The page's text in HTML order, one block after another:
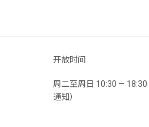
开放时间
周二至周日 10:30 —
通知）